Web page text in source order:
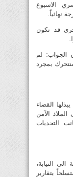
الاسبوع
نهائياً.
قد تكون
الجواب: لم
بمجرد
القضاء
الآمن
التحديات
النيابة،
بتقارير